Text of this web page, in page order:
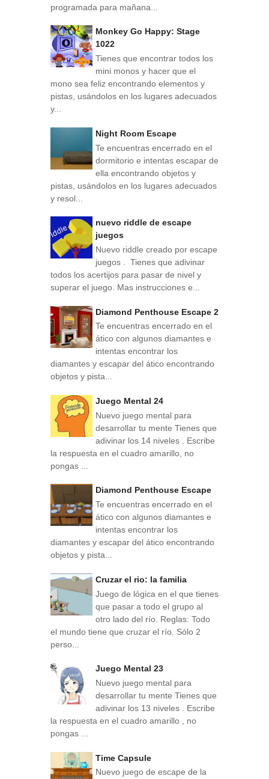
programada para mañana...
Monkey Go Happy: Stage
1022
Tienes que encontrar todos los
mini monos y hacer que el
mono sea feliz encontrando elementos y
pistas, usándolos en los lugares adecuados
y...
Night Room Escape
Te encuentras encerrado en el
dormitorio e intentas escapar de
ella encontrando objetos y
pistas, usándolos en los lugares adecuados
y resol...
nuevo riddle de escape
juegos
Nuevo riddle creado por escape
juegos . Tienes que adivinar
todos los acertijos para pasar de nivel y
superar el juego. Mas instrucciones e...
Diamond Penthouse Escape 2
Te encuentras encerrado en el
ático con algunos diamantes e
intentas encontrar los
diamantes y escapar del ático encontrando
objetos y pista...
Juego Mental 24
Nuevo juego mental para
desarrollar tu mente Tienes que
adivinar los 14 niveles . Escribe
la respuesta en el cuadro amarillo, no
pongas ...
Diamond Penthouse Escape
Te encuentras encerrado en el
ático con algunos diamantes e
intentas encontrar los
diamantes y escapar del ático encontrando
objetos y pista...
Cruzar el rio: la familia
Juego de lógica en el que tienes
que pasar a todo el grupo al
otro lado del río. Reglas: Todo
el mundo tiene que cruzar el río. Sólo 2
perso...
Juego Mental 23
Nuevo juego mental para
desarrollar tu mente Tienes que
adivinar los 13 niveles . Escribe
la respuesta en el cuadro amarillo , no
pongas ...
Time Capsule
Nuevo juego de escape de la